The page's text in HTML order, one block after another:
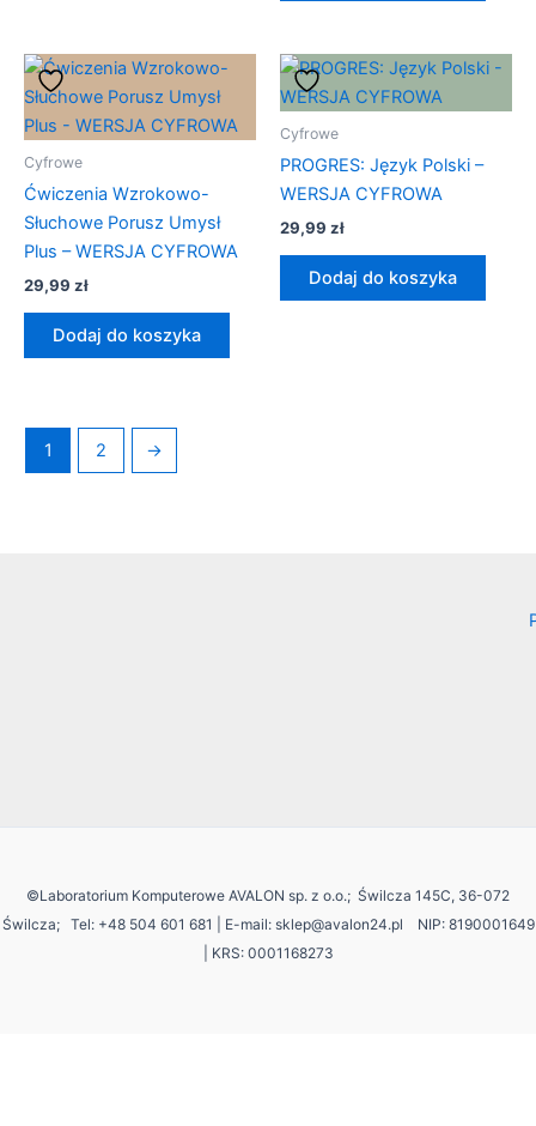
Cyfrowe
Ćwiczenia Wzrokowo-
Słuchowe Porusz Umysł
Plus – WERSJA CYFROWA
29,99 zł
Dodaj do koszyka
Cyfrowe
PROGRES: Język Polski –
WERSJA CYFROWA
29,99 zł
Dodaj do koszyka
1 2 →
©Laboratorium Komputerowe AVALON sp. z o.o.; Świlcza 145C, 36-072
Świlcza; Tel: +48 504 601 681 | E-mail: sklep@avalon24.pl NIP: 8190001649
| KRS: 0001168273